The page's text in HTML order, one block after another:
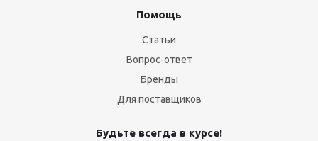
Помощь
Статьи
Вопрос-ответ
Бренды
Для поставщиков
Будьте всегда в курсе!